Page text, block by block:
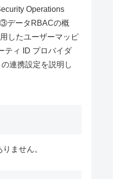
Operations
データRBACの概
したユーザーマッピ
ティ ID プロバイダ
の連携設定を説明し
ません。